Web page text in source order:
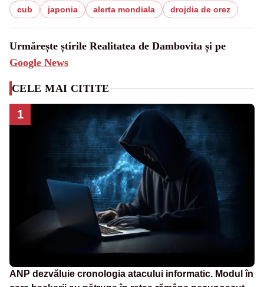
cub japonia alerta mondiala drojdia de orez
Urmărește știrile Realitatea de Dambovita și pe
Google News
CELE MAI CITITE
1
ANP dezvăluie cronologia atacului informatic. Modul în